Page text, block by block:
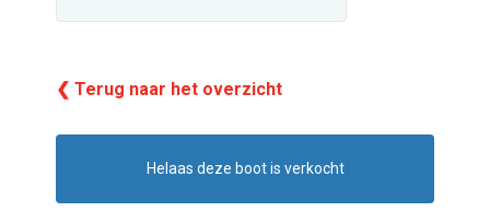
❮ Terug naar het overzicht
Helaas deze boot is verkocht